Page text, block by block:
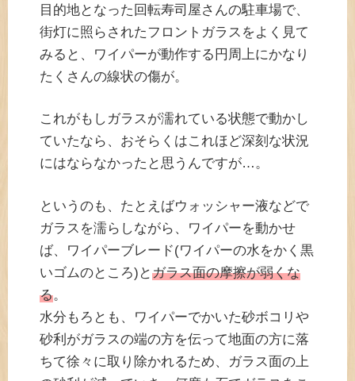
目的地となった回転寿司屋さんの駐車場で、
街灯に照らされたフロントガラスをよく見て
みると、ワイパーが動作する円周上にかなり
たくさんの線状の傷が。
これがもしガラスが濡れている状態で動かし
ていたなら、おそらくはこれほど深刻な状況
にはならなかったと思うんですが…。
というのも、たとえばウォッシャー液などで
ガラスを濡らしながら、ワイパーを動かせ
ば、ワイパーブレード(ワイパーの水をかく黒
いゴムのところ)とガラス面の摩擦が弱くな
る。
水分もろとも、ワイパーでかいた砂ボコリや
砂利がガラスの端の方を伝って地面の方に落
ちて徐々に取り除かれるため、ガラス面の上